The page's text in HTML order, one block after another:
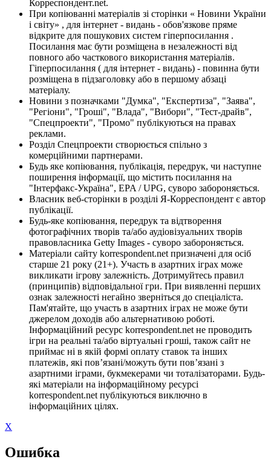
Корреспондент.net.
При копіюванні матеріалів зі сторінки « Новини України
і світу» , для інтернет - видань - обов'язкове пряме
відкрите для пошукових систем гіперпосилання .
Посилання має бути розміщена в незалежності від
повного або часткового використання матеріалів.
Гіперпосилання ( для інтернет - видань) - повинна бути
розміщена в підзаголовку або в першому абзаці
матеріалу.
Новини з позначками "Думка", "Експертиза", "Заява",
"Регіони", "Гроші", "Влада", "Вибори", "Тест-драйв",
"Спецпроекти", "Промо" публікуються на правах
реклами.
Розділ Спецпроекти створюється спільно з
комерційними партнерами.
Будь яке копіювання, публікація, передрук, чи наступне
поширення інформації, що містить посилання на
"Інтерфакс-Україна", EPA / UPG, суворо забороняється.
Власник веб-сторінки в розділі Я-Корреспондент є автор
публікації.
Будь-яке копіювання, передрук та відтворення
фотографічних творів та/або аудіовізуальних творів
правовласника Getty Images - суворо забороняється.
Матеріали сайту korrespondent.net призначені для осіб
старше 21 року (21+). Участь в азартних іграх може
викликати ігрову залежність. Дотримуйтесь правил
(принципів) відповідальної гри. При виявленні перших
ознак залежності негайно зверніться до спеціаліста.
Пам'ятайте, що участь в азартних іграх не може бути
джерелом доходів або альтернативою роботі.
Інформаційний ресурс korrespondent.net не проводить
ігри на реальні та/або віртуальні гроші, також сайт не
приймає ні в якій формі оплату ставок та інших
платежів, які пов’язані/можуть бути пов’язані з
азартними іграми, букмекерами чи тоталізаторами. Будь-
які матеріали на інформаційному ресурсі
korrespondent.net публікуються виключно в
інформаційних цілях.
X
Ошибка